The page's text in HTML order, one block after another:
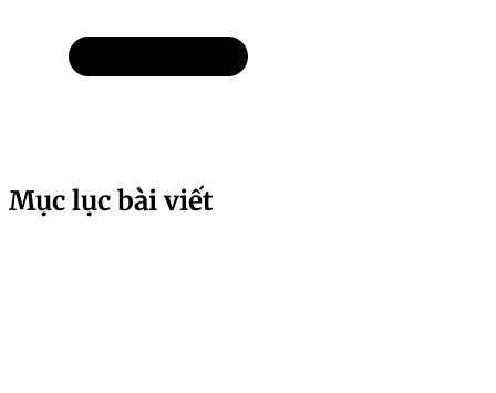
Mục lục bài viết